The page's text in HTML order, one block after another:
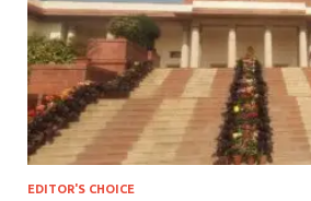
EDITOR'S CHOICE